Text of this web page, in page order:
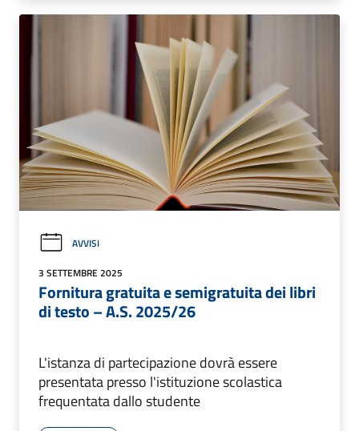
AVVISI
3 SETTEMBRE 2025
Fornitura gratuita e semigratuita dei libri
di testo – A.S. 2025/26
L'istanza di partecipazione dovrà essere
presentata presso l'istituzione scolastica
frequentata dallo studente